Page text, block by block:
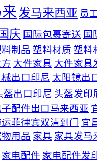
发马来西亚 员
国庆 国际包裹寄送 国
制品 塑料材质 塑料
大件家具 大件家具
出口印尼 太阳镜出
盔出口印尼 头盔发印
配件出口马来西亚
菲律宾双清到门 宜
用品 家具 家具发马
家电配件 家电配件发